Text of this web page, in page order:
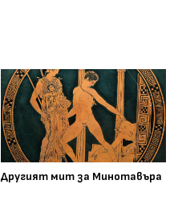
Другият мит за Минотавъра